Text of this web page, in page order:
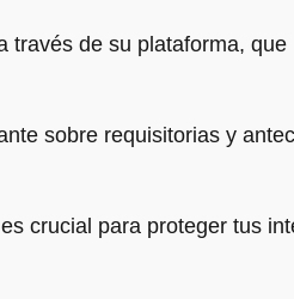
través de su plataforma, que
sobre requisitorias y
crucial para proteger tus